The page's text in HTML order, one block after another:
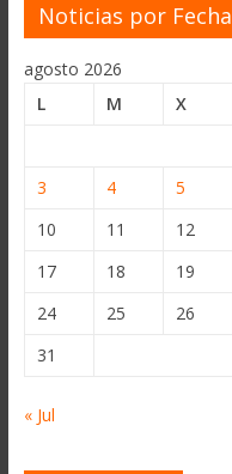
Noticias por Fecha
agosto 2026
L
M X
3
4 5
10
11 12
17
18 19
24
25 26
31
« Jul